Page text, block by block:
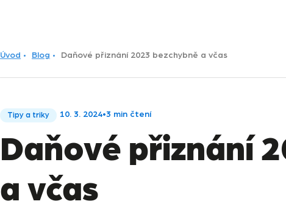
Úvod Blog Daňové přiznání 2023 bezchybně a včas
Tipy a triky 10. 3. 2024•3 min čtení
Daňové přiznání
a včas